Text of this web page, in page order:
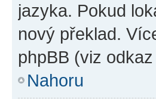
jazyka. Pokud
nový překlad.
phpBB (viz
Nahoru